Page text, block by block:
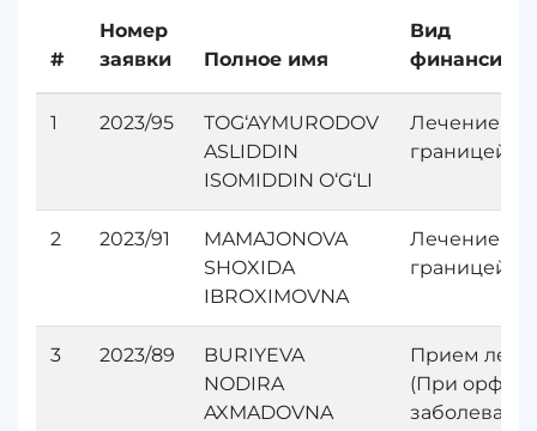
#
Номер
заявки
Полное имя
Вид
1 2023/95
TOG‘AYMURODOV
ASLIDDIN
ISOMIDDIN O‘G‘LI
Лечение за
границей
2 2023/91
MAMAJONOVA
SHOXIDA
IBROXIMOVNA
Лечение за
границей
3 2023/89
BURIYEVA
NODIRA
AXMADOVNA
Прием
(При